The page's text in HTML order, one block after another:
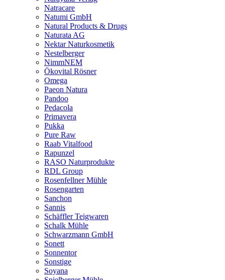
Natracare
Natumi GmbH
Natural Products & Drugs
Naturata AG
Nektar Naturkosmetik
Nestelberger
NimmNEM
Ökovital Rösner
Omega
Paeon Natura
Pandoo
Pedacola
Primavera
Pukka
Pure Raw
Raab Vitalfood
Rapunzel
RASO Naturprodukte
RDL Group
Rosenfellner Mühle
Rosengarten
Sanchon
Sannis
Schäffler Teigwaren
Schalk Mühle
Schwarzmann GmbH
Sonett
Sonnentor
Sonstige
Soyana